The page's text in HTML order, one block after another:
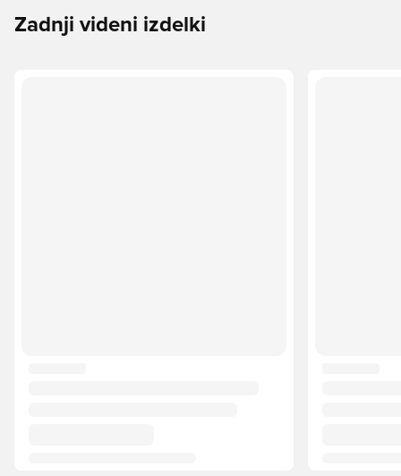
Zadnji videni izdelki